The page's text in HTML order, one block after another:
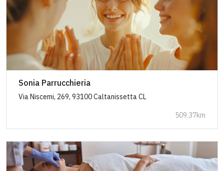
Sonia Parrucchieria
Via Niscemi, 269, 93100 Caltanissetta CL
509.37km